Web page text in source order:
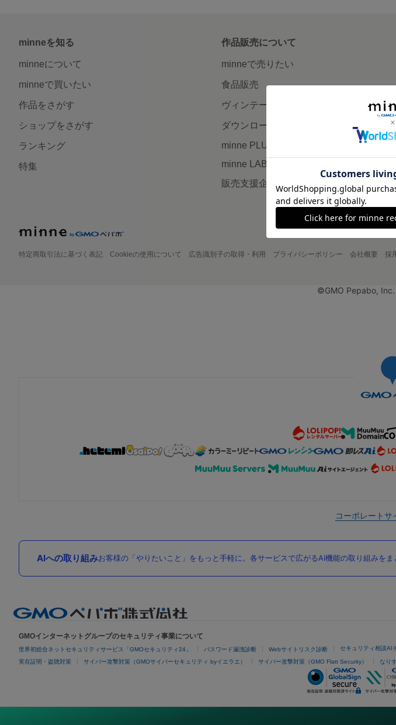
minneを知る
minneについて
minneで買いたい
作品をさがす
ショップをさがす
ランキング
特集
作品販売について
minneで売りたい
食品販売
ヴィンテージ販売
ダウンロード販売
minne PLUS
minne LAB
販売支援企画・イベント
特定商取引法に基づく表記 Cookieの使用について 広告識別子の取得・利用 プライバシーポリシー 会社概要 採
©GMO Pepabo,
コーポレートサ
AIへの取り組みお客様の「やりたいこと」をもっと手軽に。各サービスで広がるAI機能の取り組みをま
GMOインターネットグループのセキュリティ事業について
世界初総合ネットセキュリティサービス「GMOセキュリティ24」 パスワード漏洩診断 Webサイトリスク診断 セキュリティ相談AI
実在証明・盗聴対策 サイバー攻撃対策（GMOサイバーセキュリティ byイエラエ） サイバー攻撃対策（GMO Flatt Security） なり